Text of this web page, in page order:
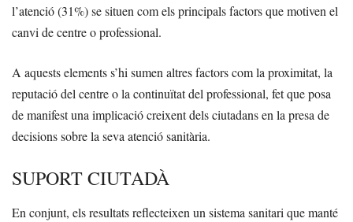
l’atenció (31%) se situen com els principals factors que motiven el
canvi de centre o professional.
A aquests elements s’hi sumen altres factors com la proximitat, la
reputació del centre o la continuïtat del professional, fet que posa
de manifest una implicació creixent dels ciutadans en la presa de
decisions sobre la seva atenció sanitària.
SUPORT CIUTADÀ
En conjunt, els resultats reflecteixen un sistema sanitari que manté